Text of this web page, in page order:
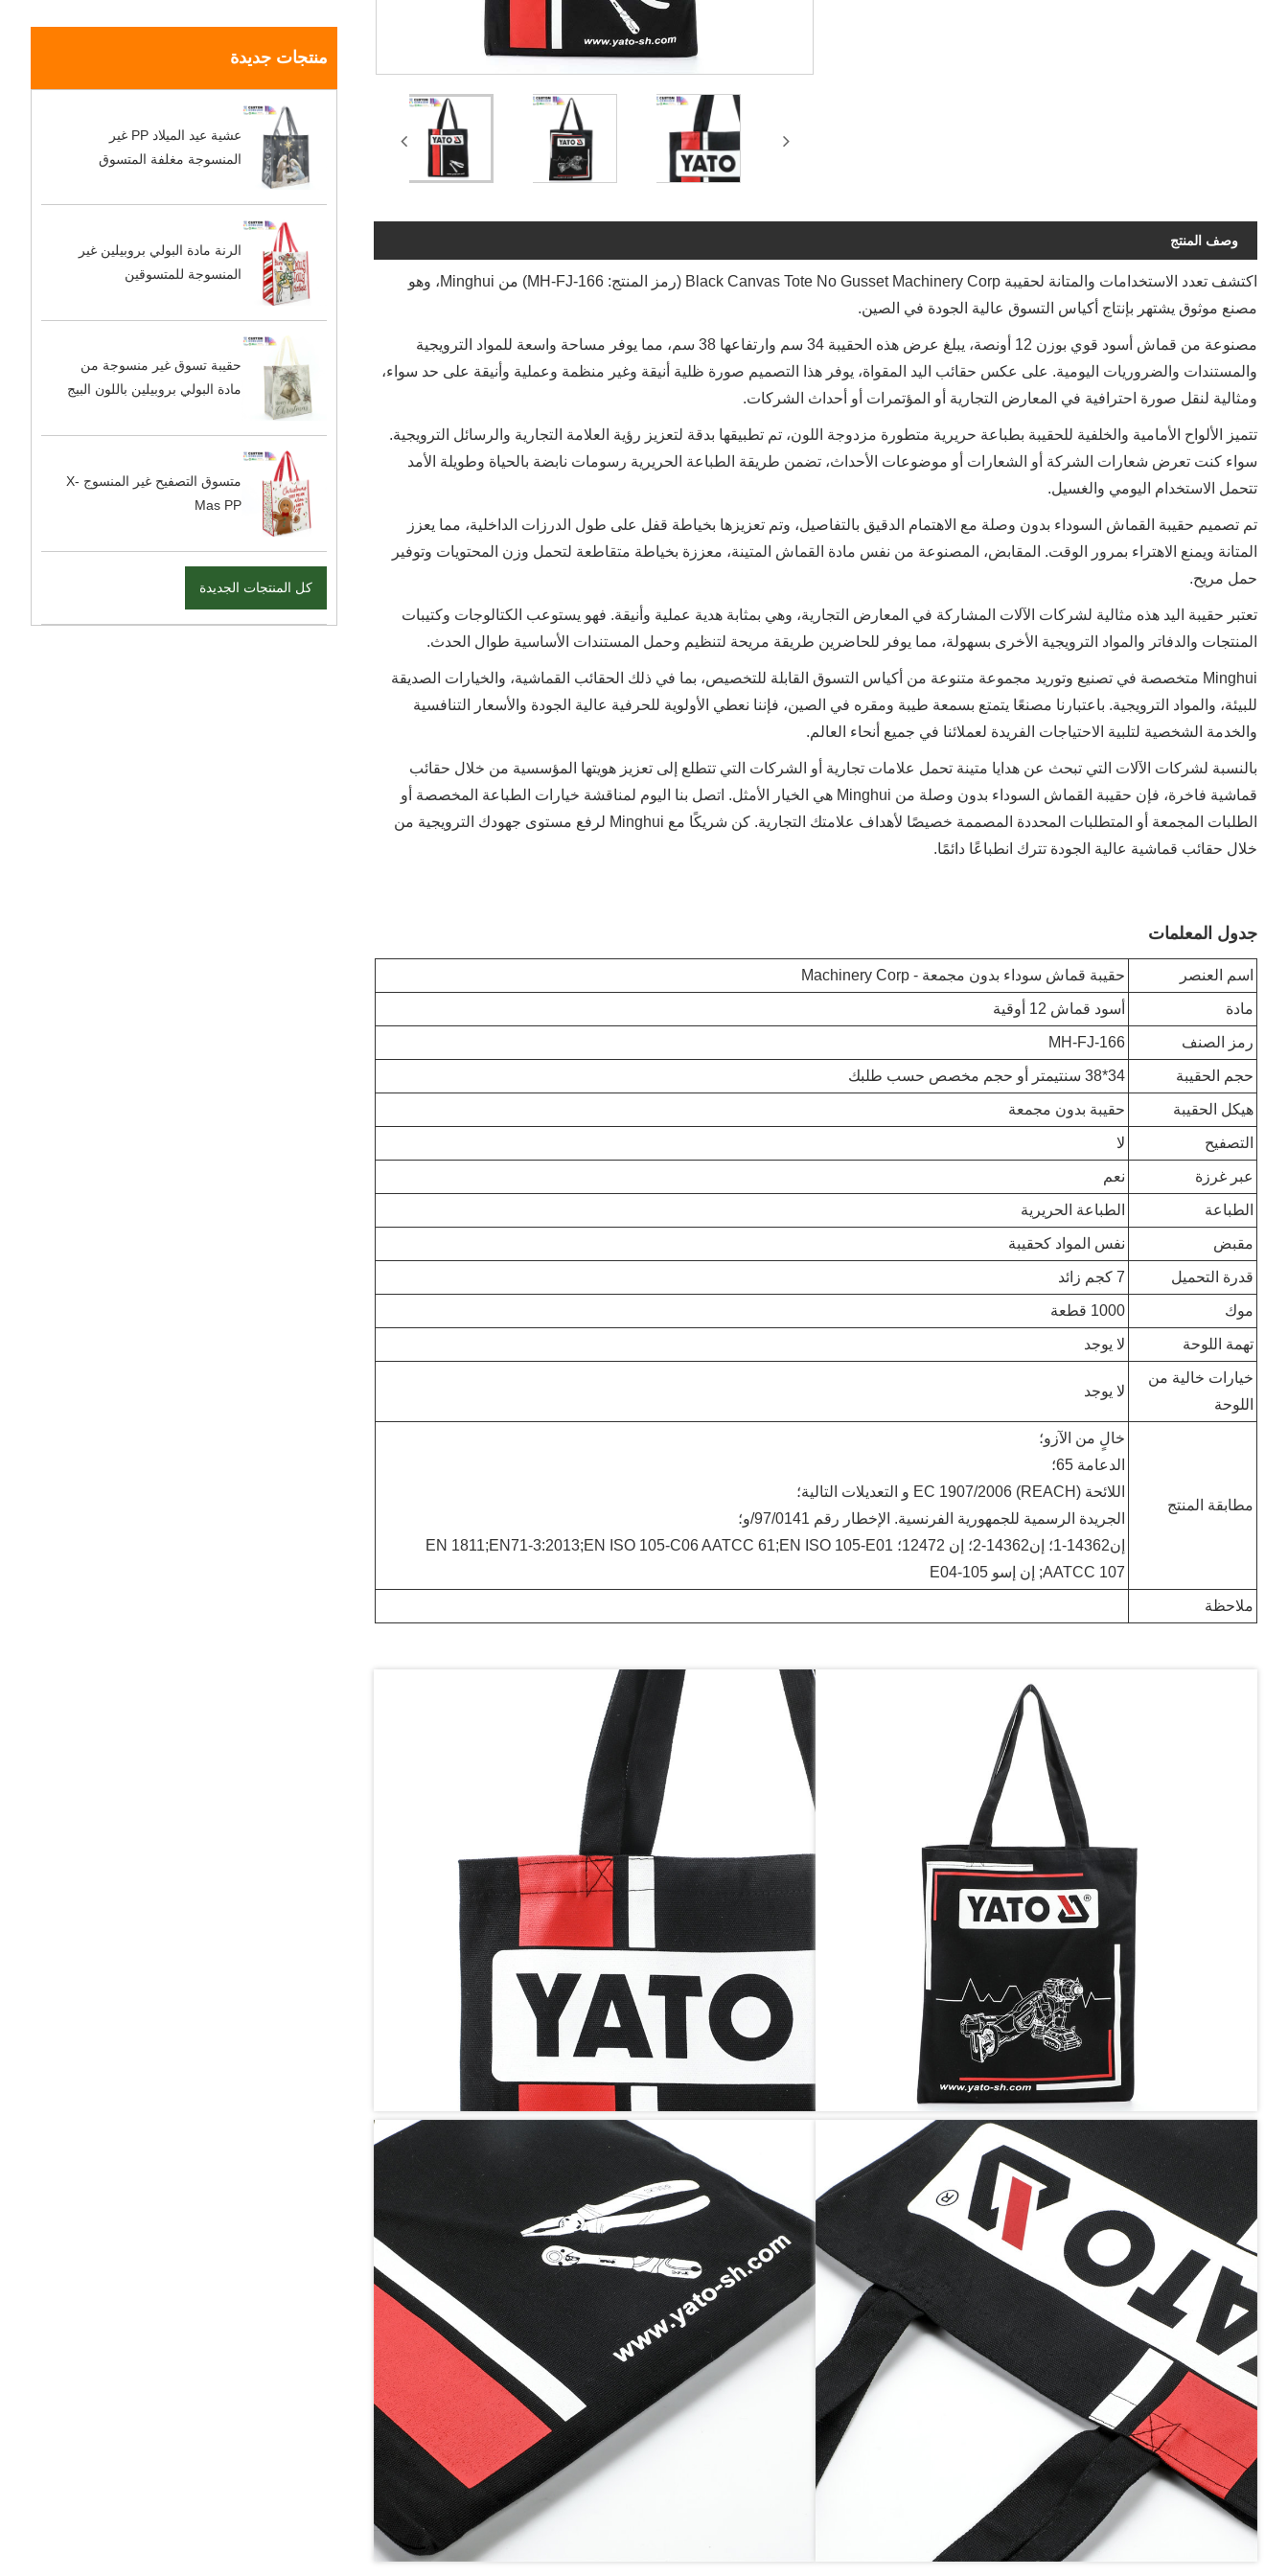
منتجات جديدة
عشية عيد الميلاد PP غير
المنسوجة مغلفة المتسوق
الرنة مادة البولي بروبيلين غير
المنسوجة للمتسوقين
حقيبة تسوق غير منسوجة من
مادة البولي بروبيلين باللون البيج
متسوق التصفيح غير المنسوج X-
Mas PP
كل المنتجات الجديدة
وصف المنتج
اكتشف تعدد الاستخدامات والمتانة لحقيبة Black Canvas Tote No Gusset Machinery Corp (رمز المنتج: MH-FJ-166) من Minghui، وهو
مصنع موثوق يشتهر بإنتاج أكياس التسوق عالية الجودة في الصين.
مصنوعة من قماش أسود قوي بوزن 12 أونصة، يبلغ عرض هذه الحقيبة 34 سم وارتفاعها 38 سم، مما يوفر مساحة واسعة للمواد الترويجية
والمستندات والضروريات اليومية. على عكس حقائب اليد المقواة، يوفر هذا التصميم صورة ظلية أنيقة وغير منظمة وعملية وأنيقة على حد سواء،
ومثالية لنقل صورة احترافية في المعارض التجارية أو المؤتمرات أو أحداث الشركات.
تتميز الألواح الأمامية والخلفية للحقيبة بطباعة حريرية متطورة مزدوجة اللون، تم تطبيقها بدقة لتعزيز رؤية العلامة التجارية والرسائل الترويجية.
سواء كنت تعرض شعارات الشركة أو الشعارات أو موضوعات الأحداث، تضمن طريقة الطباعة الحريرية رسومات نابضة بالحياة وطويلة الأمد
تتحمل الاستخدام اليومي والغسيل.
تم تصميم حقيبة القماش السوداء بدون وصلة مع الاهتمام الدقيق بالتفاصيل، وتم تعزيزها بخياطة قفل على طول الدرزات الداخلية، مما يعزز
المتانة ويمنع الاهتراء بمرور الوقت. المقابض، المصنوعة من نفس مادة القماش المتينة، معززة بخياطة متقاطعة لتحمل وزن المحتويات وتوفير
حمل مريح.
تعتبر حقيبة اليد هذه مثالية لشركات الآلات المشاركة في المعارض التجارية، وهي بمثابة هدية عملية وأنيقة. فهو يستوعب الكتالوجات وكتيبات
المنتجات والدفاتر والمواد الترويجية الأخرى بسهولة، مما يوفر للحاضرين طريقة مريحة لتنظيم وحمل المستندات الأساسية طوال الحدث.
Minghui متخصصة في تصنيع وتوريد مجموعة متنوعة من أكياس التسوق القابلة للتخصيص، بما في ذلك الحقائب القماشية، والخيارات الصديقة
للبيئة، والمواد الترويجية. باعتبارنا مصنعًا يتمتع بسمعة طيبة ومقره في الصين، فإننا نعطي الأولوية للحرفية عالية الجودة والأسعار التنافسية
والخدمة الشخصية لتلبية الاحتياجات الفريدة لعملائنا في جميع أنحاء العالم.
بالنسبة لشركات الآلات التي تبحث عن هدايا متينة تحمل علامات تجارية أو الشركات التي تتطلع إلى تعزيز هويتها المؤسسية من خلال حقائب
قماشية فاخرة، فإن حقيبة القماش السوداء بدون وصلة من Minghui هي الخيار الأمثل. اتصل بنا اليوم لمناقشة خيارات الطباعة المخصصة أو
الطلبات المجمعة أو المتطلبات المحددة المصممة خصيصًا لأهداف علامتك التجارية. كن شريكًا مع Minghui لرفع مستوى جهودك الترويجية من
خلال حقائب قماشية عالية الجودة تترك انطباعًا دائمًا.
جدول المعلمات
اسم العنصر حقيبة قماش سوداء بدون مجمعة - Machinery Corp
مادة أسود قماش 12 أوقية
رمز الصنف MH-FJ-166
حجم الحقيبة 34*38 سنتيمتر أو حجم مخصص حسب طلبك
هيكل الحقيبة حقيبة بدون مجمعة
التصفيح لا
عبر غرزة نعم
الطباعة الطباعة الحريرية
مقبض نفس المواد كحقيبة
قدرة التحميل 7 كجم زائد
موك 1000 قطعة
تهمة اللوحة لا يوجد
خيارات خالية من
اللوحة
لا يوجد
مطابقة المنتج
خالٍ من الآزو؛
الدعامة 65؛
اللائحة EC 1907/2006 (REACH) و التعديلات التالية؛
الجريدة الرسمية للجمهورية الفرنسية. الإخطار رقم 97/0141/و؛
إن14362-1؛ إن14362-2؛ إن 12472؛ EN 1811;EN71-3:2013;EN ISO 105-C06 AATCC 61;EN ISO 105-E01
AATCC 107; إن إسو 105-E04
ملاحظة